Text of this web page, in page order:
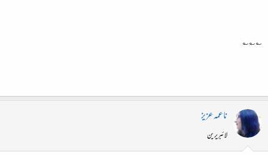
؎؎؎​
ناعمہ عزیز
لائبریرین